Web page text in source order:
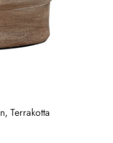
Terrakotta